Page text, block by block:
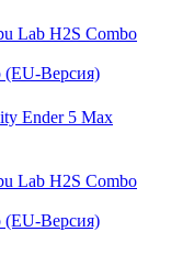
(EU-Версия)
(EU-Версия)